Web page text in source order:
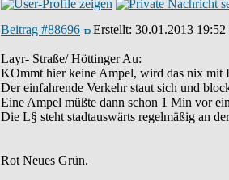
Beitrag #88696 Erstellt: 30.01.2013 19:52
Layr- Straße/ Höttinger Au:
KOmmt hier keine Ampel, wird das nix mit
Der einfahrende Verkehr staut sich und
Eine Ampel müßte dann schon 1 Min vor
Die L§ steht stadtauswärts regelmäßig an
Rot Neues Grün.